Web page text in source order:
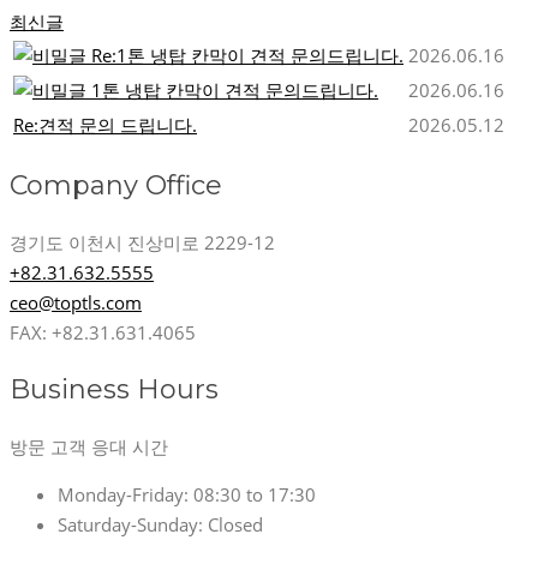
최신글
Re:1톤 냉탑 칸막이 견적 문의드립니다. 2026.06.16
1톤 냉탑 칸막이 견적 문의드립니다.
2026.06.16
Re:견적 문의 드립니다.
2026.05.12
Company Office
경기도 이천시 진상미로 2229-12
+82.31.632.5555
ceo@toptls.com
FAX: +82.31.631.4065
Business Hours
방문 고객 응대 시간
Monday-Friday: 08:30 to 17:30
Saturday-Sunday: Closed